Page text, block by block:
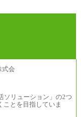
ソリューション」の2つ
ことを目指していま